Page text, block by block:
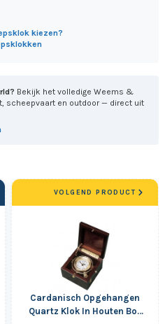
kiezen?
Bekijk het volledige Weems &
scheepvaart en outdoor — direct uit
Cardanisch Opgehangen
Quartz Klok In Houten Box
VOLGEND PRODUCT